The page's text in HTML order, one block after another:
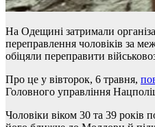
На Одещині затримали
переправлення чоловіків за
обіцяли переправити
Про це у вівторок, 6 травня,
Головного управління
Чоловіки віком 30 та 39 років